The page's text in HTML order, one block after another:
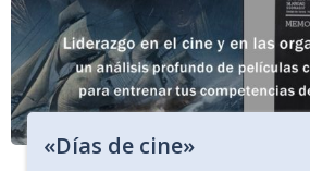
«Días de cine»